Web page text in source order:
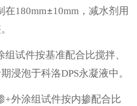
在180mm±10mm ，减水剂用
组试件按基准配合比搅拌、
浸泡于科洛DPS永凝液中。
+外涂组试件按内掺配合比